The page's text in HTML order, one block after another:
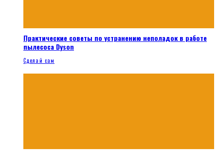
Практические советы по устранению неполадок в работе
пылесоса Dyson
Сделай сам